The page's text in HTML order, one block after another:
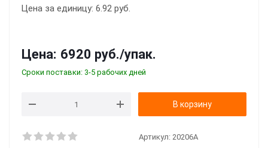
Цена за единицу: 6.92 руб.
Цена: 6920 руб./упак.
Сроки поставки: 3-5 рабочих дней
В корзину
Артикул: 20206A